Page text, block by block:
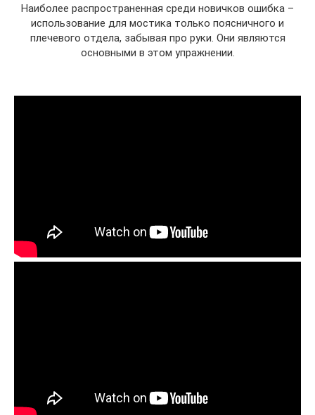
Наиболее распространенная среди новичков ошибка –
использование для мостика только поясничного и
плечевого отдела, забывая про руки. Они являются
основными в этом упражнении.